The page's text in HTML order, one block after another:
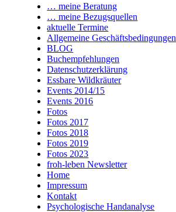
… meine Beratung
… meine Bezugsquellen
aktuelle Termine
Allgemeine Geschäftsbedingungen
BLOG
Buchempfehlungen
Datenschutzerklärung
Essbare Wildkräuter
Events 2014/15
Events 2016
Fotos
Fotos 2017
Fotos 2018
Fotos 2019
Fotos 2023
froh-leben Newsletter
Home
Impressum
Kontakt
Psychologische Handanalyse